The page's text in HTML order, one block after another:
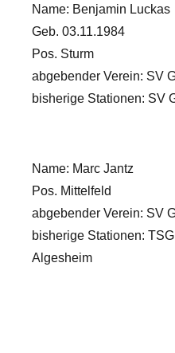
Name: Benjamin Luckas
Geb. 03.11.1984
Pos. Sturm
abgebender Verein: SV
bisherige Stationen: SV
Name: Marc Jantz
Pos. Mittelfeld
abgebender Verein: SV
bisherige Stationen:
Algesheim